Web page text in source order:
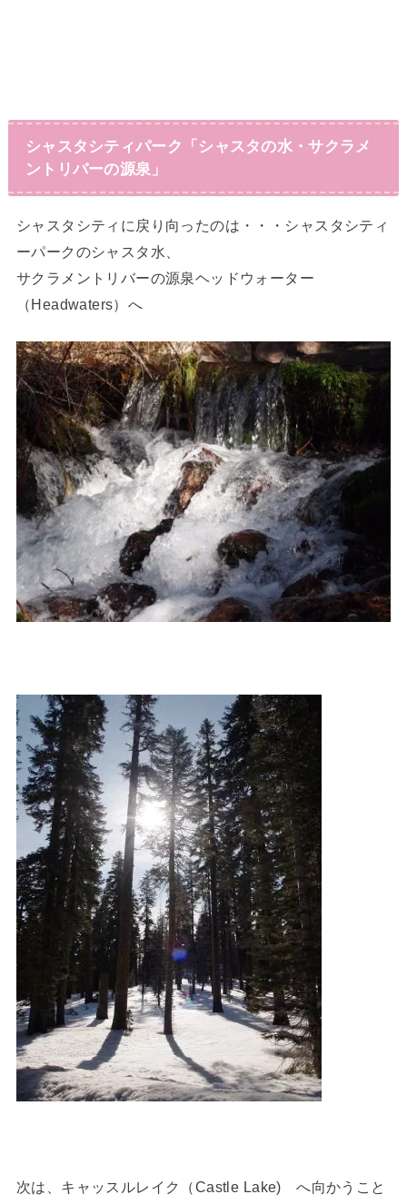
シャスタシティパーク「シャスタの水・サクラメ
ントリバーの源泉」
シャスタシティに戻り向ったのは・・・シャスタシティ
ーパークのシャスタ水、
サクラメントリバーの源泉ヘッドウォーター
（Headwaters）へ
次は、キャッスルレイク（Castle Lake) へ向かうこと